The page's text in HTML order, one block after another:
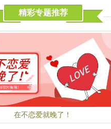
一个奖励章节以及众多待解锁
！广受欢迎的 Angry Birds
许多其他优质视频的主播频
精彩专题推荐
在不恋爱就晚了！